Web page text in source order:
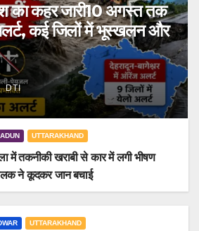
का कहर जारी10 अगस्त तक
अलर्ट, कई जिलों में भूस्खलन और
DTI
UTTARAKHAND
में तकनीकी खराबी से कार में लगी भीषण
ने कूदकर जान बचाई
UTTARAKHAND